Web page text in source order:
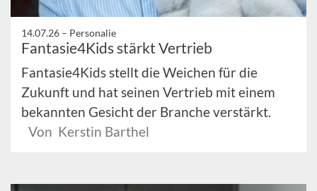
14.07.26 – Personalie
Fantasie4Kids stärkt Vertrieb
Fantasie4Kids stellt die Weichen für die
Zukunft und hat seinen Vertrieb mit einem
bekannten Gesicht der Branche verstärkt.
Von Kerstin Barthel